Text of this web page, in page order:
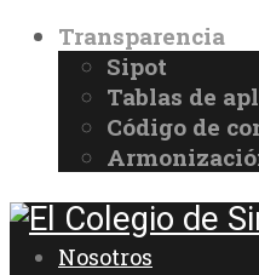
Transparencia
Sipot
Tablas de
Código de
Nosotros